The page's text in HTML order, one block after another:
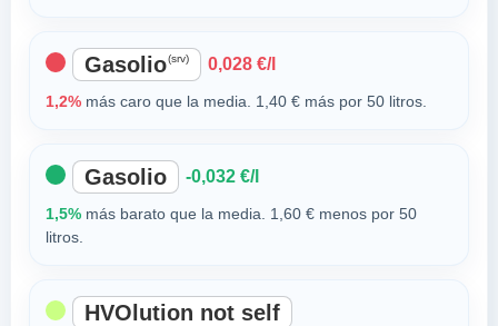
Gasolio(srv) 0,028 €/l
1,2%más caro que la media. 1,40 € más por 50 litros.
Gasolio -0,032 €/l
1,5%más barato que la media. 1,60 € menos por 50
litros.
HVOlution not self